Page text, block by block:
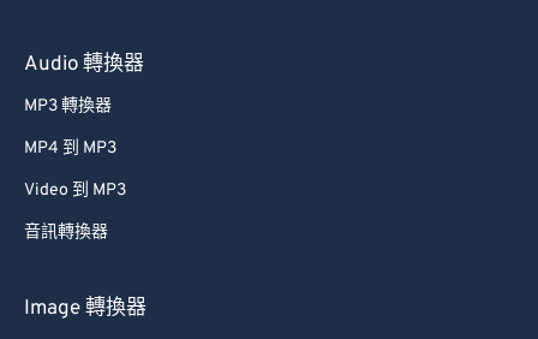
Audio 轉換器
MP3 轉換器
MP4 到 MP3
Video 到 MP3
音訊轉換器
Image 轉換器